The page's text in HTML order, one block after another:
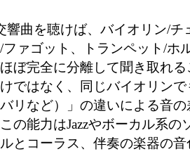
響曲を聴けば、バイオリン/チ
ファゴット、トランペット/ホ
ぼ完全に分離して聞き取れ
ではなく、同じバイオリン
リなど）」の違いによる音
の能力はJazzやボーカル系の
とコーラス、伴奏の楽器の